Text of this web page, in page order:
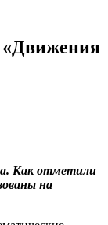
«Движения
Как отметили
на